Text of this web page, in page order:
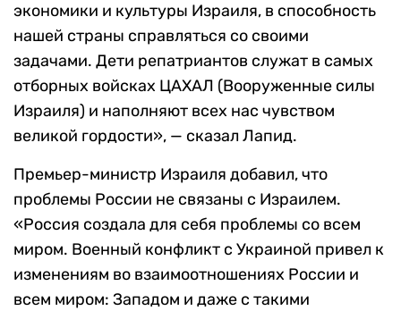
экономики и культуры Израиля, в способность
нашей страны справляться со своими
задачами. Дети репатриантов служат в самых
отборных войсках ЦАХАЛ (Вооруженные силы
Израиля) и наполняют всех нас чувством
великой гордости», — сказал Лапид.
Премьер-министр Израиля добавил, что
проблемы России не связаны с Израилем.
«Россия создала для себя проблемы со всем
миром. Военный конфликт с Украиной привел к
изменениям во взаимоотношениях России и
всем миром: Западом и даже с такими